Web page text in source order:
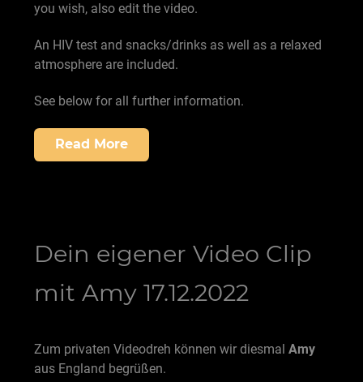
you wish, also edit the video.
An HIV test and snacks/drinks as well as a relaxed
atmosphere are included.
See below for all further information.
Read More
Dein eigener Video Clip
mit Amy 17.12.2022
Zum privaten Videodreh können wir diesmal Amy
aus England begrüßen.